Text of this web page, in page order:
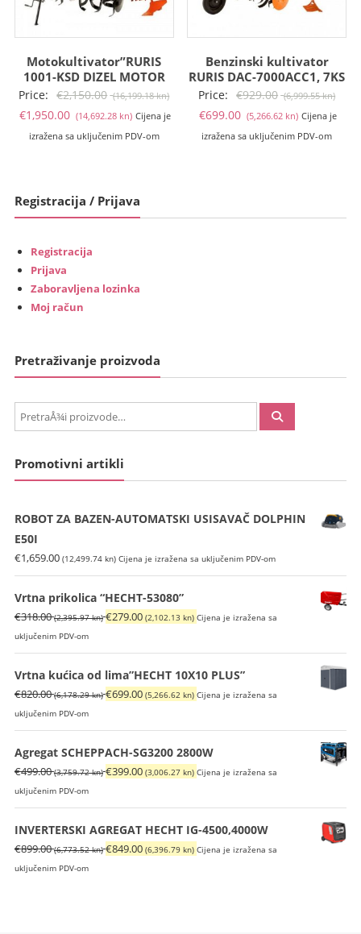
Motokultivator”RURIS
1001-KSD DIZEL MOTOR
Price: €2,150.00 (16,199.18 kn)Izvorna
cijena
kn).
€1,950.00 (14,692.28 kn)Trenutna
cijena
kn).
Cijena je
izražena sa uključenim PDV-om
Benzinski kultivator
RURIS DAC-7000ACC1, 7KS
Price: €929.00 (6,999.55 kn)
kn).
€699.00 (5,266.62 kn)Trenutna
cijena
kn).
Cijena je
izražena sa uključenim PDV-om
Registracija / Prijava
Registracija
Prijava
Zaboravljena lozinka
Moj račun
Pretraživanje proizvoda
PretraÅ¾i:
Promotivni artikli
ROBOT ZA BAZEN-AUTOMATSKI USISAVAČ DOLPHIN
E50I
€1,659.00 (12,499.74 kn) Cijena je izražena sa uključenim PDV-om
Vrtna prikolica “HECHT-53080”
€318.00 (2,395.97 kn)Izvorna
bila
je:
€318.00
kn).
€279.00 (2,102.13 kn) Trenutna
je:
€279.00
(2,102.13
Cijena je izražena sa
uključenim PDV-om
Vrtna kućica od lima”HECHT 10X10 PLUS”
€820.00 (6,178.29 kn)Izvorna
bila
je:
€820.00
kn).
€699.00 (5,266.62 kn) Trenutna
je:
€699.00
(5,266.62
Cijena je izražena sa
uključenim PDV-om
Agregat SCHEPPACH-SG3200 2800W
€499.00 (3,759.72 kn)Izvorna
bila
je:
€499.00
€399.00 (3,006.27 kn) Trenutna
je:
€399.00
(3,006.27
Cijena je izražena sa
uključenim PDV-om
INVERTERSKI AGREGAT HECHT IG-4500,4000W
€899.00 (6,773.52 kn)Izvorna
€849.00 (6,396.79 kn) Trenutna
Cijena je izražena sa
uključenim PDV-om